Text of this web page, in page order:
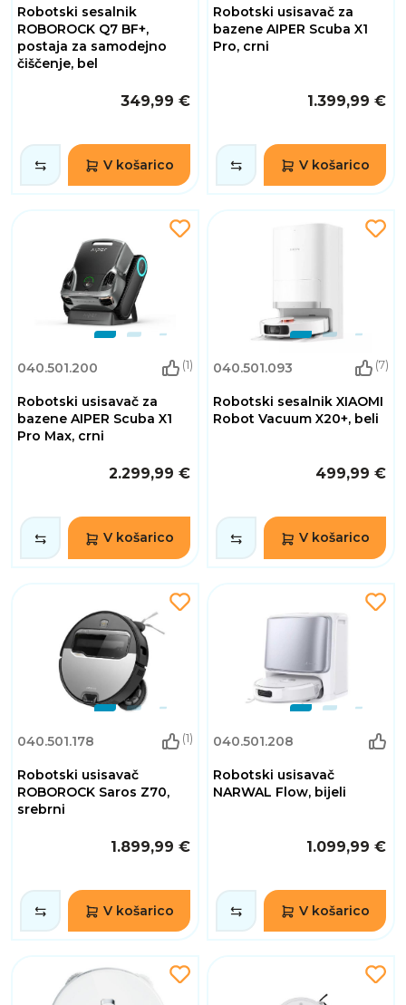
Robotski sesalnik
ROBOROCK Q7 BF+,
postaja za samodejno
čiščenje, bel
349,99 €
V košarico
Robotski usisavač za
bazene AIPER Scuba X1
Pro, crni
1.399,99 €
V košarico
040.501.200 (1)
Robotski usisavač za
bazene AIPER Scuba X1
Pro Max, crni
2.299,99 €
V košarico
040.501.093 (7)
Robotski sesalnik XIAOMI
Robot Vacuum X20+, beli
499,99 €
V košarico
040.501.178 (1)
Robotski usisavač
ROBOROCK Saros Z70,
srebrni
1.899,99 €
V košarico
040.501.208
Robotski usisavač
NARWAL Flow, bijeli
1.099,99 €
V košarico